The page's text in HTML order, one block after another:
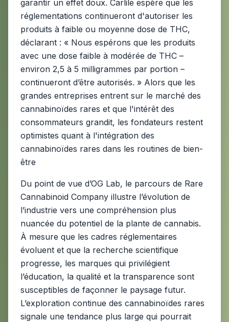
garantir un effet doux. Carlile espère que les
réglementations continueront d'autoriser les
produits à faible ou moyenne dose de THC,
déclarant : « Nous espérons que les produits
avec une dose faible à modérée de THC –
environ 2,5 à 5 milligrammes par portion –
continueront d’être autorisés. » Alors que les
grandes entreprises entrent sur le marché des
cannabinoïdes rares et que l'intérêt des
consommateurs grandit, les fondateurs restent
optimistes quant à l'intégration des
cannabinoïdes rares dans les routines de bien-
être
Du point de vue d’OG Lab, le parcours de Rare
Cannabinoid Company illustre l’évolution de
l’industrie vers une compréhension plus
nuancée du potentiel de la plante de cannabis.
À mesure que les cadres réglementaires
évoluent et que la recherche scientifique
progresse, les marques qui privilégient
l’éducation, la qualité et la transparence sont
susceptibles de façonner le paysage futur.
L’exploration continue des cannabinoïdes rares
signale une tendance plus large qui pourrait